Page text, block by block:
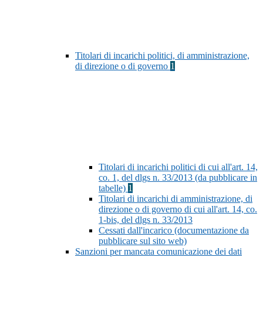
Titolari di incarichi politici, di amministrazione,
di direzione o di governo 1
Titolari di incarichi politici di cui all'art. 14,
co. 1, del dlgs n. 33/2013 (da pubblicare in
tabelle) 1
Titolari di incarichi di amministrazione, di
direzione o di governo di cui all'art. 14, co.
1-bis, del dlgs n. 33/2013
Cessati dall'incarico (documentazione da
pubblicare sul sito web)
Sanzioni per mancata comunicazione dei dati